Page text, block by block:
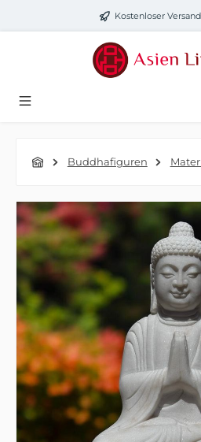
Zum Hauptinhalt springen
Kostenloser
Buddhafiguren
Bildergalerie überspringen